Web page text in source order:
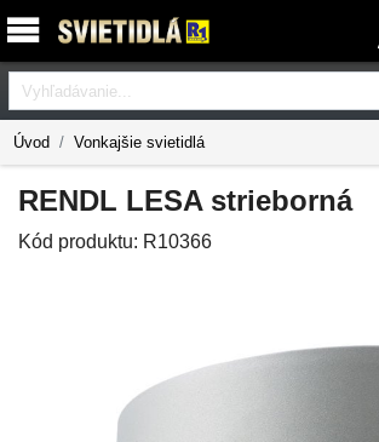
Vyhľadávanie
Úvod Vonkajšie svietidlá
RENDL LESA strieborná
Kód produktu: R10366